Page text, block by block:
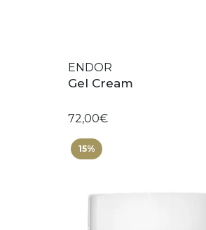
ENDOR
Gel Cream
72,00€
15%